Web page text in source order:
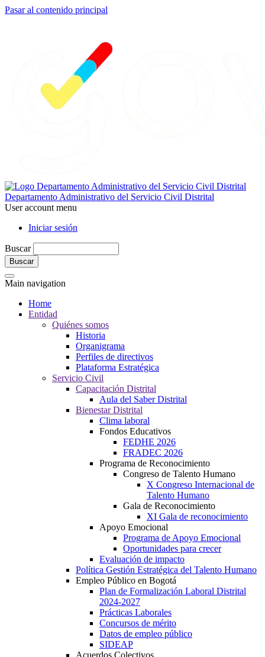
Pasar al contenido principal
Departamento Administrativo del Servicio Civil Distrital
User account menu
Iniciar sesión
Buscar
Main navigation
Home
Entidad
Quiénes somos
Historia
Organigrama
Perfiles de directivos
Plataforma Estratégica
Servicio Civil
Capacitación Distrital
Aula del Saber Distrital
Bienestar Distrital
Clima laboral
Fondos Educativos
FEDHE 2026
FRADEC 2026
Programa de Reconocimiento
Congreso de Talento Humano
X Congreso Internacional de
Talento Humano
Gala de Reconocimiento
XI Gala de reconocimiento
Apoyo Emocional
Programa de Apoyo Emocional
Oportunidades para crecer
Evaluación de impacto
Política Gestión Estratégica del Talento Humano
Empleo Público en Bogotá
Plan de Formalización Laboral Distrital
2024-2027
Prácticas Laborales
Concursos de mérito
Datos de empleo público
SIDEAP
Acuerdos Colectivos